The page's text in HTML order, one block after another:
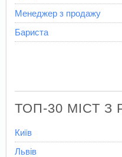
Менеджер з продажу
Бариста
ТОП-30 МІСТ
Київ
Львів